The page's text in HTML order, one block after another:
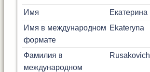
Имя
Екатерина
Имя в международном
формате
Ekateryna
Фамилия в
международном
Rusakovich